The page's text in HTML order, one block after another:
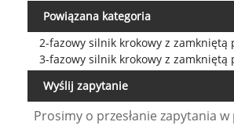
Powiązana kategoria
2-fazowy silnik krokowy z zamkniętą
3-fazowy silnik krokowy z zamkniętą
Wyślij zapytanie
Prosimy o przesłanie zapytania w